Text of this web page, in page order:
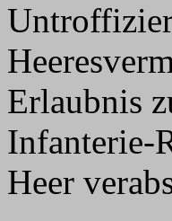
Erlaubnis
Infanterie-
Heer